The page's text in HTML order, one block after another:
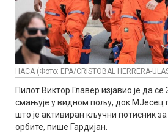
НАСА (Фото: EPA/CRISTOBAL HERRERA-
Пилот Виктор Главер изјавио је да
смањује у видном пољу, док МJесец
што је активиран кључни потисник
орбите, пише Гардијан.